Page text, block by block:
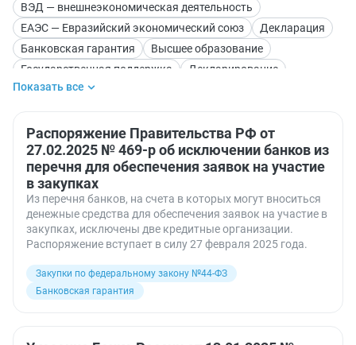
ВЭД — внешнеэкономическая деятельность
ЕАЭС — Евразийский экономический союз
Декларация
Банковская гарантия
Высшее образование
Государственная поддержка
Декларирование
Закупки по федеральному закону №44-ФЗ
Налоговое администрирование
Органы власти
Платежи и переводы
Проверки
Реестр
Таможенное регулирование
Таможня
Показать все
Распоряжение Правительства РФ от
27.02.2025 № 469-р об исключении банков из
перечня для обеспечения заявок на участие
в закупках
Из перечня банков, на счета в которых могут вноситься
денежные средства для обеспечения заявок на участие в
закупках, исключены две кредитные организации.
Распоряжение вступает в силу 27 февраля 2025 года.
Закупки по федеральному закону №44-ФЗ
Банковская гарантия